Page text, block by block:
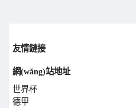
友情鏈接
網(wǎng)站地址
世界杯
德甲